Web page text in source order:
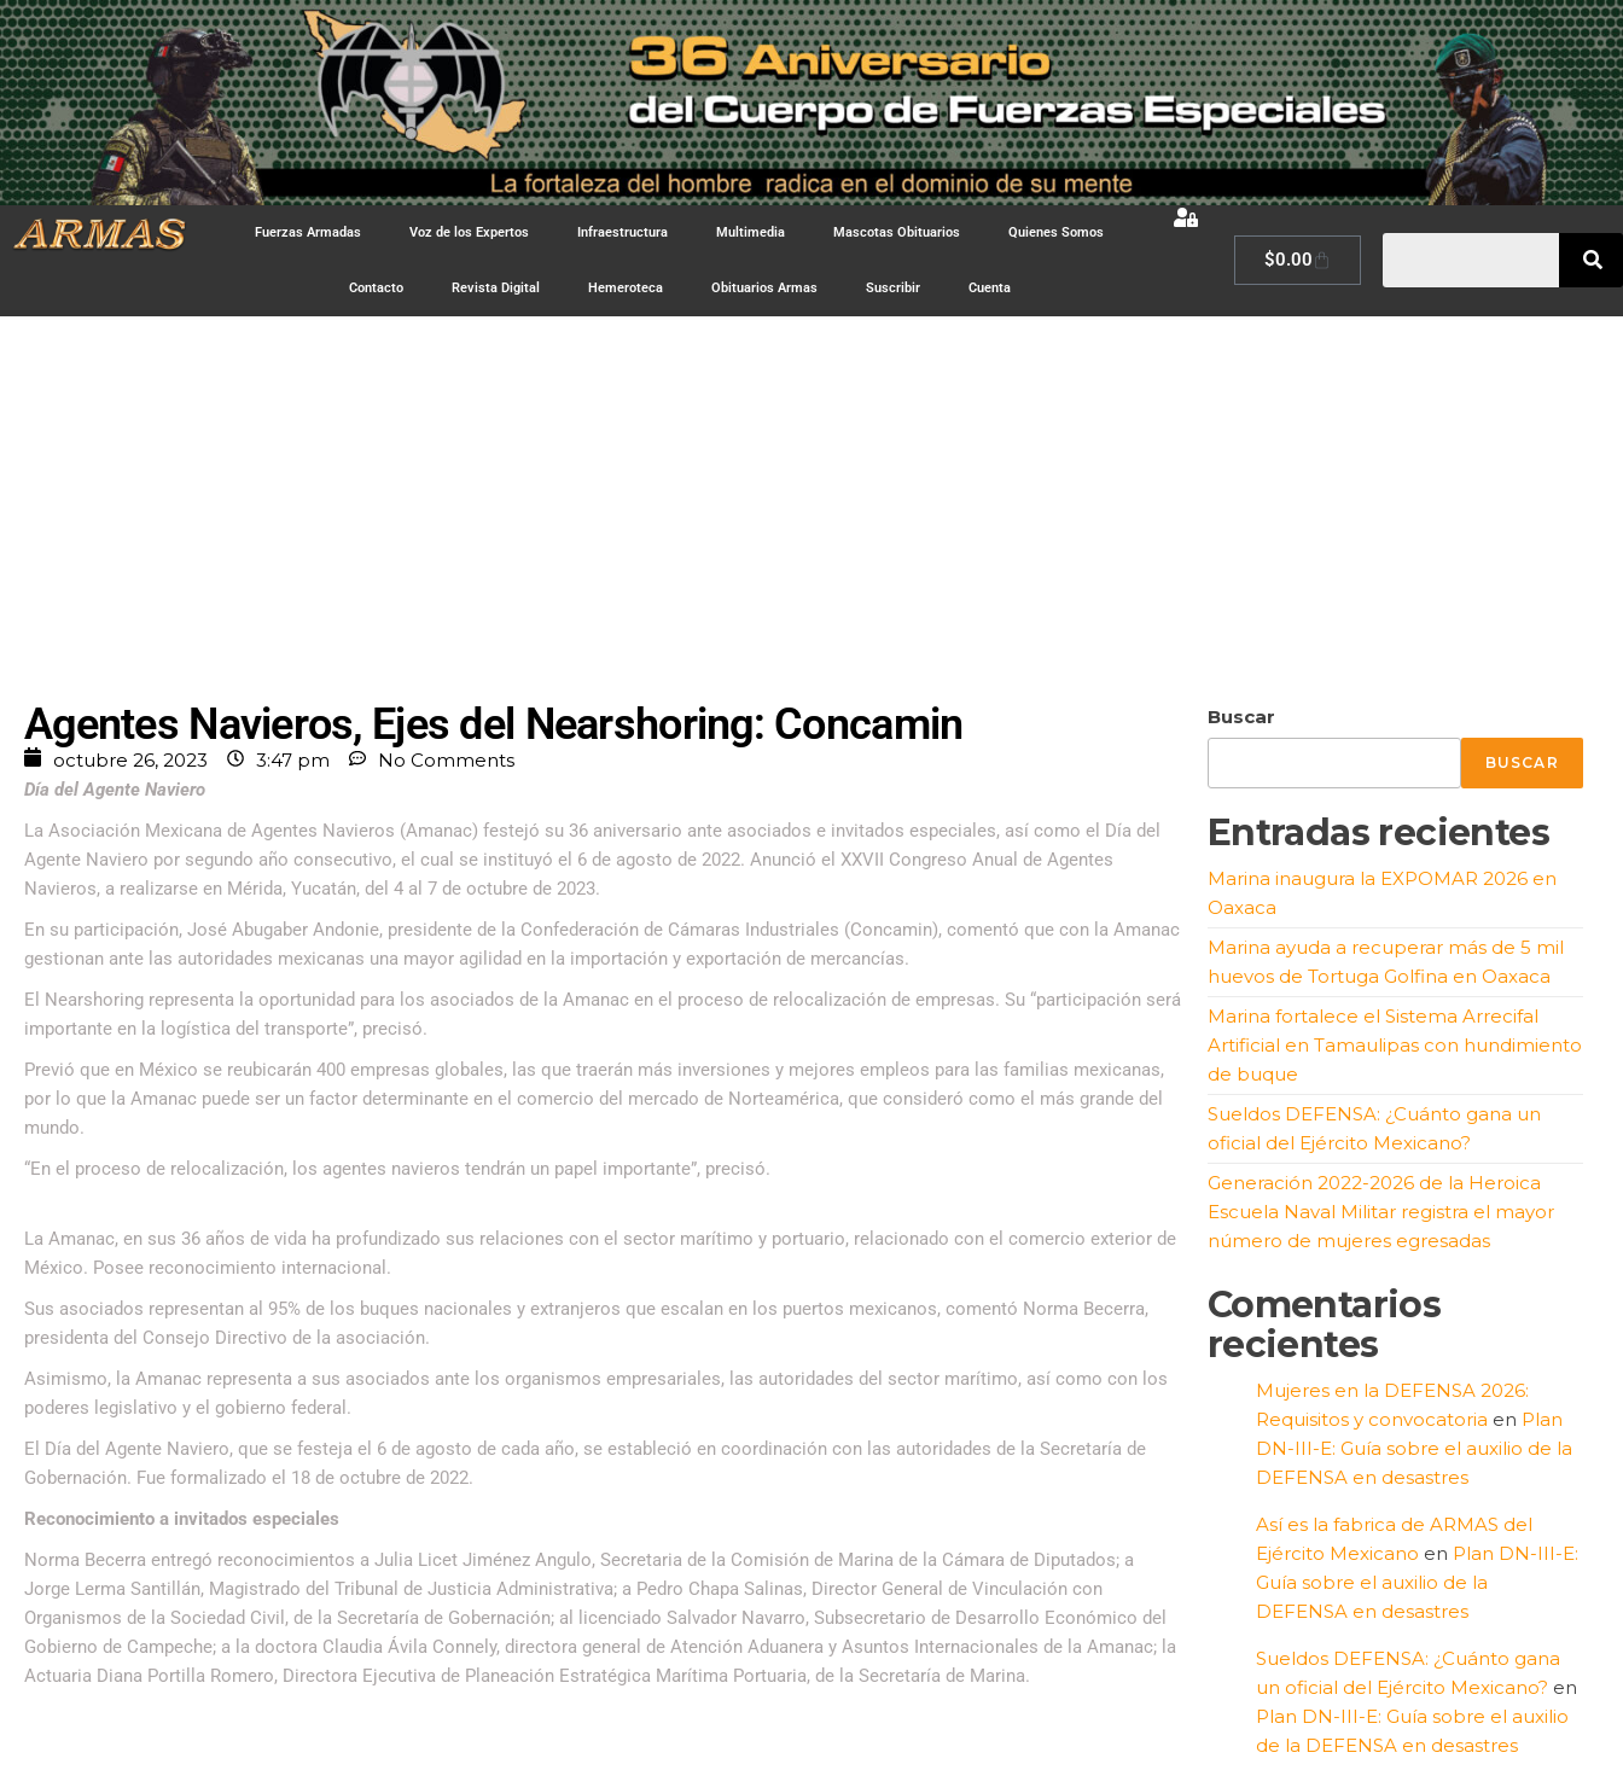
Fuerzas Armadas Voz de los Expertos Infraestructura Multimedia Mascotas Obituarios Quienes Somos
Contacto Revista Digital Hemeroteca Obituarios Armas Suscribir Cuenta
$0.00
Agentes Navieros, Ejes del Nearshoring: Concamin
octubre 26, 2023 3:47 pm No Comments
Día del Agente Naviero
La Asociación Mexicana de Agentes Navieros (Amanac) festejó su 36 aniversario ante asociados e invitados especiales, así como el Día del
Agente Naviero por segundo año consecutivo, el cual se instituyó el 6 de agosto de 2022. Anunció el XXVII Congreso Anual de Agentes
Navieros, a realizarse en Mérida, Yucatán, del 4 al 7 de octubre de 2023.
En su participación, José Abugaber Andonie, presidente de la Confederación de Cámaras Industriales (Concamin), comentó que con la Amanac
gestionan ante las autoridades mexicanas una mayor agilidad en la importación y exportación de mercancías.
El Nearshoring representa la oportunidad para los asociados de la Amanac en el proceso de relocalización de empresas. Su “participación será
importante en la logística del transporte”, precisó.
Previó que en México se reubicarán 400 empresas globales, las que traerán más inversiones y mejores empleos para las familias mexicanas,
por lo que la Amanac puede ser un factor determinante en el comercio del mercado de Norteamérica, que consideró como el más grande del
mundo.
“En el proceso de relocalización, los agentes navieros tendrán un papel importante”, precisó.
La Amanac, en sus 36 años de vida ha profundizado sus relaciones con el sector marítimo y portuario, relacionado con el comercio exterior de
México. Posee reconocimiento internacional.
Sus asociados representan al 95% de los buques nacionales y extranjeros que escalan en los puertos mexicanos, comentó Norma Becerra,
presidenta del Consejo Directivo de la asociación.
Asimismo, la Amanac representa a sus asociados ante los organismos empresariales, las autoridades del sector marítimo, así como con los
poderes legislativo y el gobierno federal.
El Día del Agente Naviero, que se festeja el 6 de agosto de cada año, se estableció en coordinación con las autoridades de la Secretaría de
Gobernación. Fue formalizado el 18 de octubre de 2022.
Reconocimiento a invitados especiales
Norma Becerra entregó reconocimientos a Julia Licet Jiménez Angulo, Secretaria de la Comisión de Marina de la Cámara de Diputados; a
Jorge Lerma Santillán, Magistrado del Tribunal de Justicia Administrativa; a Pedro Chapa Salinas, Director General de Vinculación con
Organismos de la Sociedad Civil, de la Secretaría de Gobernación; al licenciado Salvador Navarro, Subsecretario de Desarrollo Económico del
Gobierno de Campeche; a la doctora Claudia Ávila Connely, directora general de Atención Aduanera y Asuntos Internacionales de la Amanac; la
Actuaria Diana Portilla Romero, Directora Ejecutiva de Planeación Estratégica Marítima Portuaria, de la Secretaría de Marina.
Buscar
BUSCAR
Entradas recientes
Marina inaugura la EXPOMAR 2026 en
Oaxaca
Marina ayuda a recuperar más de 5 mil
huevos de Tortuga Golfina en Oaxaca
Marina fortalece el Sistema Arrecifal
Artificial en Tamaulipas con hundimiento
de buque
Sueldos DEFENSA: ¿Cuánto gana un
oficial del Ejército Mexicano?
Generación 2022-2026 de la Heroica
Escuela Naval Militar registra el mayor
número de mujeres egresadas
Comentarios
recientes
Mujeres en la DEFENSA 2026:
Requisitos y convocatoria en Plan
DN-III-E: Guía sobre el auxilio de la
DEFENSA en desastres
Así es la fabrica de ARMAS del
Ejército Mexicano en Plan DN-III-E:
Guía sobre el auxilio de la
DEFENSA en desastres
Sueldos DEFENSA: ¿Cuánto gana
un oficial del Ejército Mexicano? en
Plan DN-III-E: Guía sobre el auxilio
de la DEFENSA en desastres